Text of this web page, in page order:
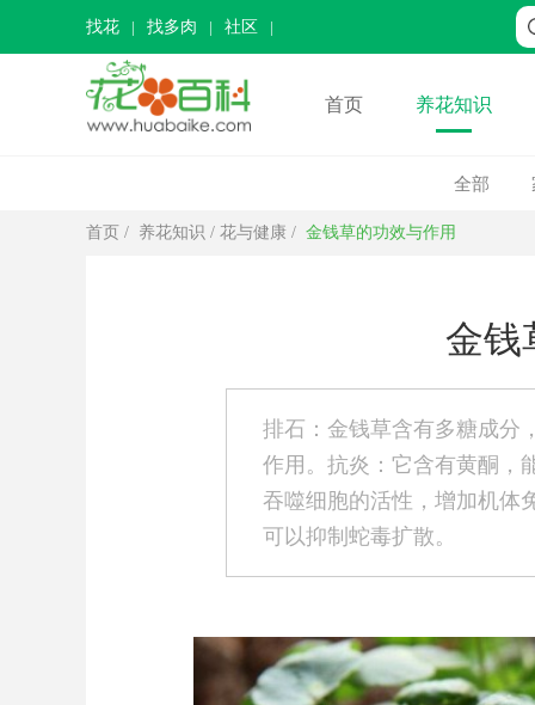
找花 找多肉 社区
首页 养花知识
全部
首页 / 养花知识 / 花与健康 / 金钱草的功效与作用
金钱
排石：金钱草含有多糖成分
作用。抗炎：它含有黄酮，
吞噬细胞的活性，增加机体
可以抑制蛇毒扩散。